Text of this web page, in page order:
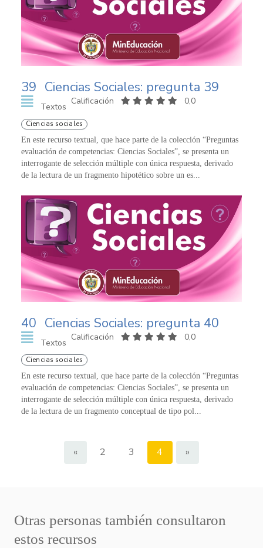
39 Ciencias Sociales: pregunta 39
Textos
Calificación 0,0
Ciencias sociales
En este recurso textual, que hace parte de la colección “Preguntas
evaluación de competencias: Ciencias Sociales”, se presenta un
interrogante de selección múltiple con única respuesta, derivado
de la lectura de un fragmento hipotético sobre un es...
40 Ciencias Sociales: pregunta 40
Textos
Calificación 0,0
Ciencias sociales
En este recurso textual, que hace parte de la colección “Preguntas
evaluación de competencias: Ciencias Sociales”, se presenta un
interrogante de selección múltiple con única respuesta, derivado
de la lectura de un fragmento conceptual de tipo pol...
« 2 3 4 »
Otras personas también consultaron
estos recursos